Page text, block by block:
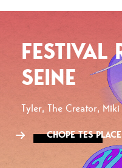
FESTIVAL
SEINE
Tyler, The Creator, Miki
CHOPE TES